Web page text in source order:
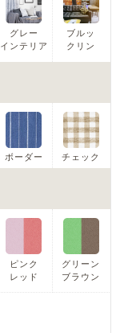
グレー
インテリア
ブルッ
クリン
ボーダー チェック
ピンク
レッド
グリーン
ブラウン